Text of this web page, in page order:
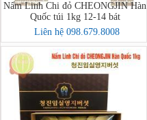
Nấm Linh Chi đỏ CHEONGJIN Hàn
Quốc túi 1kg 12-14 bát
Liên hệ 098.679.8008